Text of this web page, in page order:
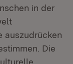
in der
auszudrücken
Die